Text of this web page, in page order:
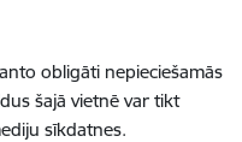
obligāti nepieciešamās
šajā vietnē var tikt
sīkdatnes.